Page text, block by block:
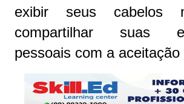
exibir seus cabelos
compartilhar suas
pessoais com a aceitação